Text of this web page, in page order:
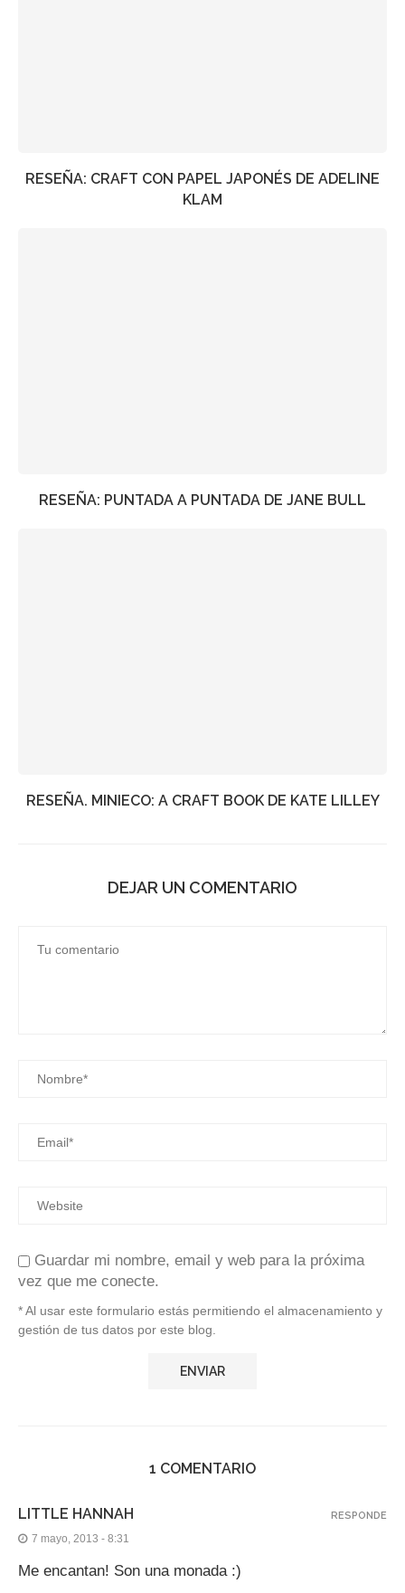
RESEÑA: CRAFT CON PAPEL JAPONÉS DE ADELINE
KLAM
RESEÑA: PUNTADA A PUNTADA DE JANE BULL
RESEÑA. MINIECO: A CRAFT BOOK DE KATE LILLEY
DEJAR UN COMENTARIO
Guardar mi nombre, email y web para la próxima
vez que me conecte.
* Al usar este formulario estás permitiendo el almacenamiento y
gestión de tus datos por este blog.
1 COMENTARIO
LITTLE HANNAH
7 mayo, 2013 - 8:31
Me encantan! Son una monada :)
RESPONDE